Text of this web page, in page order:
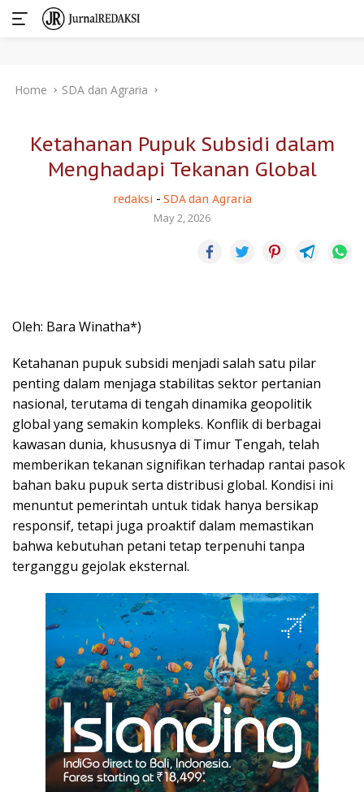
Home SDA dan Agraria
Ketahanan Pupuk Subsidi dalam
Menghadapi Tekanan Global
redaksi - SDA dan Agraria
May 2, 2026
Oleh: Bara Winatha*)
Ketahanan pupuk subsidi menjadi salah satu pilar
penting dalam menjaga stabilitas sektor pertanian
nasional, terutama di tengah dinamika geopolitik
global yang semakin kompleks. Konflik di berbagai
kawasan dunia, khususnya di Timur Tengah, telah
memberikan tekanan signifikan terhadap rantai pasok
bahan baku pupuk serta distribusi global. Kondisi ini
menuntut pemerintah untuk tidak hanya bersikap
responsif, tetapi juga proaktif dalam memastikan
bahwa kebutuhan petani tetap terpenuhi tanpa
terganggu gejolak eksternal.